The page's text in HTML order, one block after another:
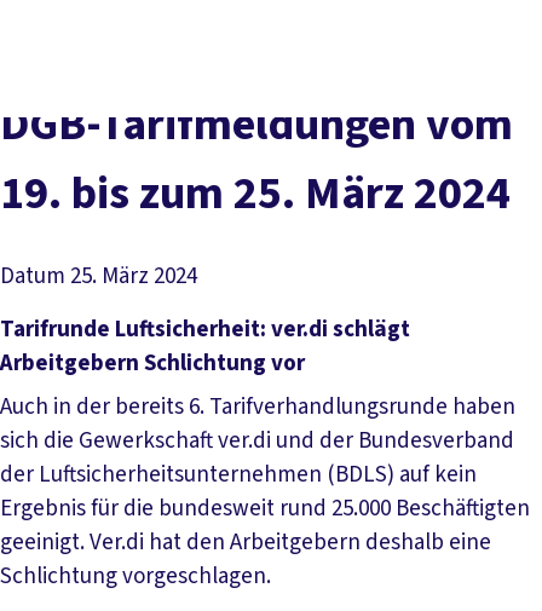
Service
Mitmachen Politik
DGB-Tarifmeldungen vom
19. bis zum 25. März 2024
Datum 25. März 2024
Tarifrunde Luftsicherheit: ver.di schlägt
Arbeitgebern Schlichtung vor
Auch in der bereits 6. Tarifverhandlungsrunde haben
sich die Gewerkschaft ver.di und der Bundesverband
der Luftsicherheitsunternehmen (BDLS) auf kein
Ergebnis für die bundesweit rund 25.000 Beschäftigten
geeinigt. Ver.di hat den Arbeitgebern deshalb eine
Schlichtung vorgeschlagen.